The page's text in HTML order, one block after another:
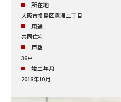
所在地
大阪市福島区鷺洲二丁目
用途
共同住宅
戸数
36戸
竣工年月
2018年10月